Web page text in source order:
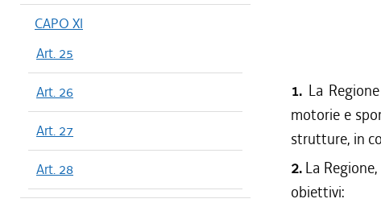
CAPO XI
Art. 25
Art. 26
Art. 27
Art. 28
1. La
motorie e
strutture, in
2. La
obiettivi: